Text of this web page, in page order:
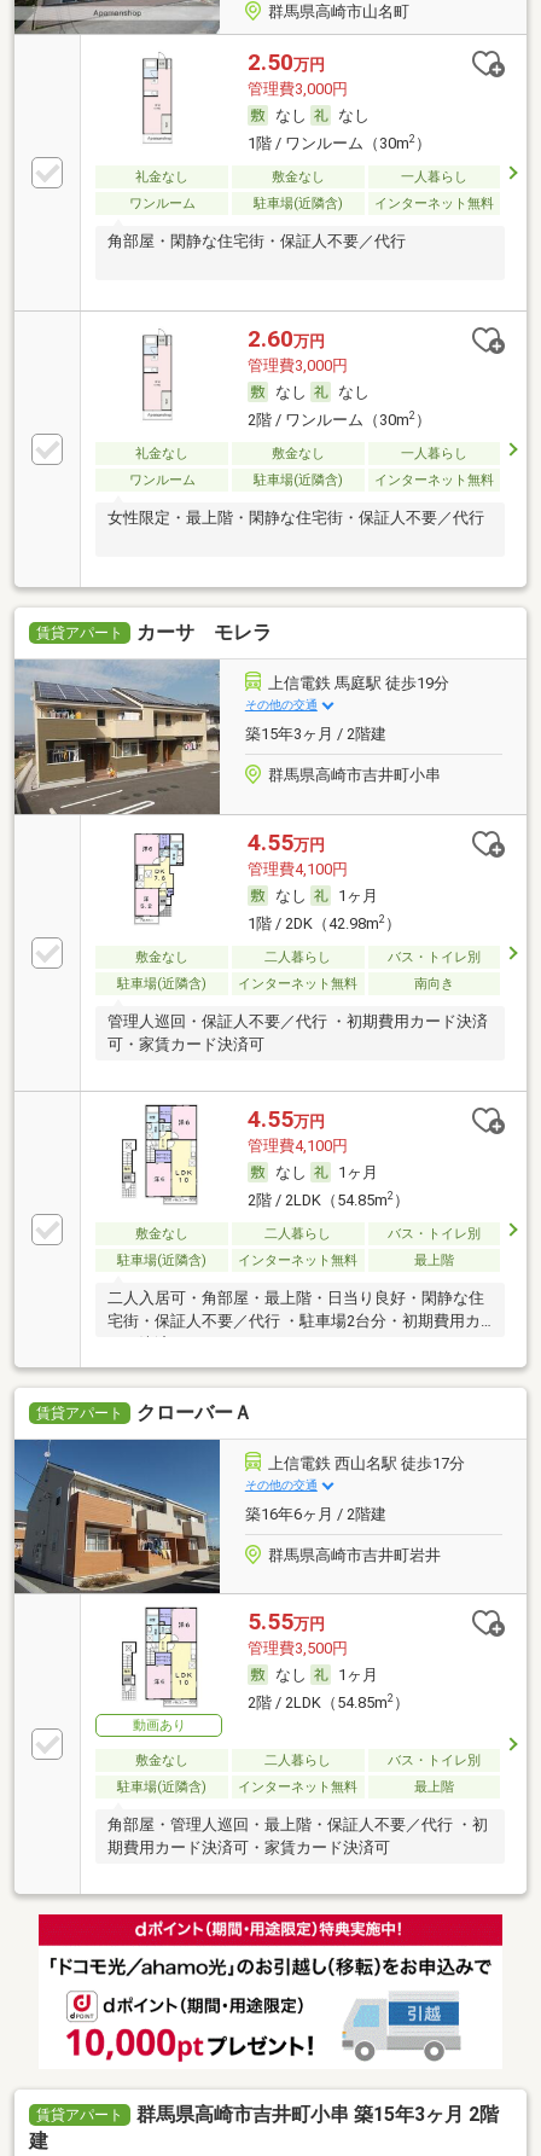
群馬県高崎市山名町
2.50万円
管理費3,000円
なし
なし
1階 / ワンルーム（30m2）
礼金なし 敷金なし
一人暮らし
ワンルーム
駐車場(近隣含) インターネット無料
角部屋・閑静な住宅街・保証人不要／代行
2.60万円
管理費3,000円
なし
なし
2階 / ワンルーム（30m2）
礼金なし 敷金なし
一人暮らし
ワンルーム
駐車場(近隣含) インターネット無料
女性限定・最上階・閑静な住宅街・保証人不要／代行
賃貸アパート カーサ モレラ
上信電鉄 馬庭駅 徒歩19分
その他の交通
築15年3ヶ月 / 2階建
群馬県高崎市吉井町小串
4.55万円
管理費4,100円
なし
1ヶ月
1階 / 2DK（42.98m2）
敷金なし 二人暮らし
バス・トイレ別
駐車場(近隣含)
インターネット無料 南向き
管理人巡回・保証人不要／代行 ・初期費用カード決済
可・家賃カード決済可
4.55万円
管理費4,100円
なし
1ヶ月
2階 / 2LDK（54.85m2）
敷金なし 二人暮らし
バス・トイレ別
駐車場(近隣含)
インターネット無料 最上階
二人入居可・角部屋・最上階・日当り良好・閑静な住
宅街・保証人不要／代行 ・駐車場2台分・初期費用カ
賃貸アパート クローバーＡ
上信電鉄 西山名駅 徒歩17分
その他の交通
築16年6ヶ月 / 2階建
群馬県高崎市吉井町岩井
動画あり
5.55万円
管理費3,500円
なし
1ヶ月
2階 / 2LDK（54.85m2）
敷金なし 二人暮らし
バス・トイレ別
駐車場(近隣含)
インターネット無料 最上階
角部屋・管理人巡回・最上階・保証人不要／代行 ・初
期費用カード決済可・家賃カード決済可
賃貸アパート
群馬県高崎市吉井町小串 築15年3ヶ月 2階
建